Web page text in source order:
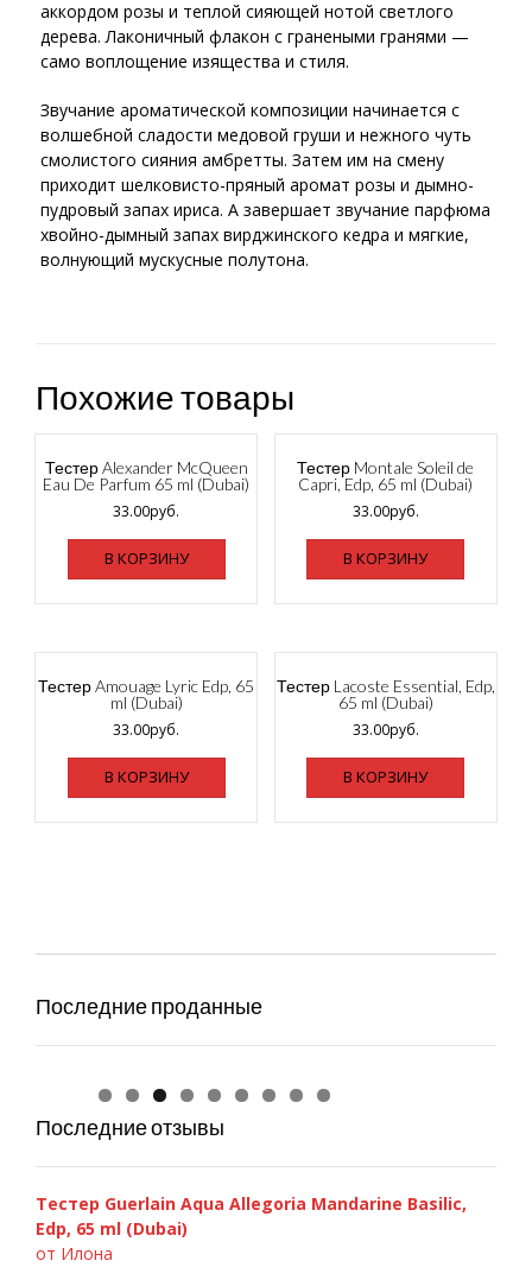
аккордом розы и теплой сияющей нотой светлого
дерева. Лаконичный флакон с гранеными гранями —
само воплощение изящества и стиля.
Звучание ароматической композиции начинается с
волшебной сладости медовой груши и нежного чуть
смолистого сияния амбретты. Затем им на смену
приходит шелковисто-пряный аромат розы и дымно-
пудровый запах ириса. А завершает звучание парфюма
хвойно-дымный запах вирджинского кедра и мягкие,
волнующий мускусные полутона.
Похожие товары
Тестер Alexander McQueen
Eau De Parfum 65 ml (Dubai)
33.00руб.
В КОРЗИНУ
Тестер Montale Soleil de
Capri, Edp, 65 ml (Dubai)
33.00руб.
В КОРЗИНУ
Тестер Amouage Lyric Edp, 65
ml (Dubai)
33.00руб.
В КОРЗИНУ
Тестер Lacoste Essential, Edp,
65 ml (Dubai)
33.00руб.
В КОРЗИНУ
Последние проданные
D&G 3 LImperatrice, 100ml
Chanel «Bleu de Chanel», 100 ml
Versace «Bright Crystal» 90ml
Chanel Chance Eau Fraiche 100ml
A.Banderas «Blue Seduction» 100ml
GIORGIO ARMANI — Si 100ml
C.Dior «Fahrenheit» 100ml
Armand Basi «In Red» 100ml
Paco Rabanne Invictus 100ml
D&G 3 LImperatrice, 100ml
Chanel «Bleu de Chanel», 100 ml
Последние отзывы
Тестер Guerlain Aqua Allegoria Mandarine Basilic,
Edp, 65 ml (Dubai)
от Илона